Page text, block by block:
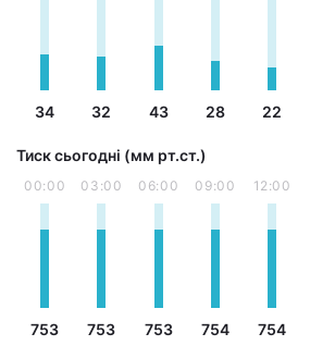
34 32 43 28 22
Тиск сьогодні (мм рт.ст.)
00:00
753
03:00
753
06:00
753
09:00
754
12:00
754